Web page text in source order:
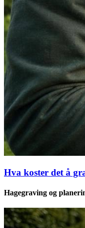
Hva koster det å
Hagegraving og